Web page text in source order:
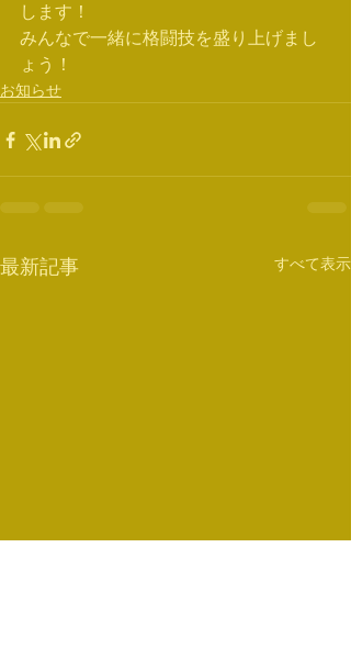
します！
みんなで一緒に格闘技を盛り上げまし
ょう！
お知らせ
最新記事 すべて表示